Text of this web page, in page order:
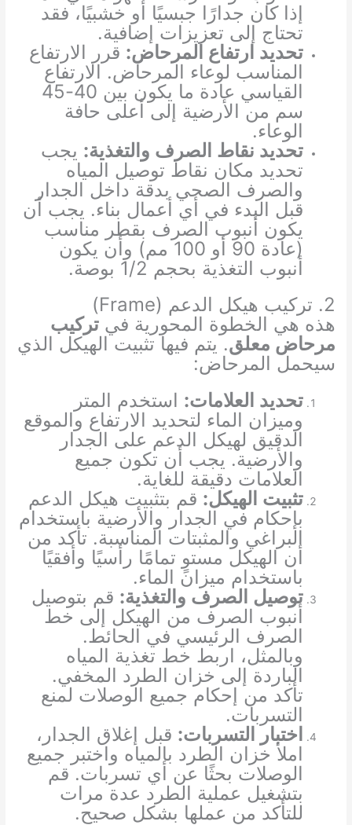
إذا كان جدارًا جبسيًا أو خشبيًا، فقد
تحتاج إلى تعزيزات إضافية.
تحديد ارتفاع المرحاض: قرر الارتفاع
المناسب لوعاء المرحاض. الارتفاع
القياسي عادة ما يكون بين 40-45
سم من الأرضية إلى أعلى حافة
الوعاء.
تحديد نقاط الصرف والتغذية: يجب
تحديد مكان نقاط توصيل المياه
والصرف الصحي بدقة داخل الجدار
قبل البدء في أي أعمال بناء. يجب أن
يكون أنبوب الصرف بقطر مناسب
(عادة 90 أو 100 مم) وأن يكون
أنبوب التغذية بحجم 1/2 بوصة.
2. تركيب هيكل الدعم (Frame)
هذه هي الخطوة المحورية فيتركيب
مرحاض معلق. يتم فيها تثبيت الهيكل الذي
سيحمل المرحاض:
تحديد العلامات: استخدم المتر
وميزان الماء لتحديد الارتفاع والموقع
الدقيق لهيكل الدعم على الجدار
والأرضية. يجب أن تكون جميع
العلامات دقيقة للغاية.
تثبيت الهيكل: قم بتثبيت هيكل الدعم
بإحكام في الجدار والأرضية باستخدام
البراغي والمثبتات المناسبة. تأكد من
أن الهيكل مستوٍ تمامًا رأسيًا وأفقيًا
باستخدام ميزان الماء.
توصيل الصرف والتغذية: قم بتوصيل
أنبوب الصرف من الهيكل إلى خط
الصرف الرئيسي في الحائط.
وبالمثل، اربط خط تغذية المياه
الباردة إلى خزان الطرد المخفي.
تأكد من إحكام جميع الوصلات لمنع
التسربات.
اختبار التسربات: قبل إغلاق الجدار،
املأ خزان الطرد بالمياه واختبر جميع
الوصلات بحثًا عن أي تسربات. قم
بتشغيل عملية الطرد عدة مرات
للتأكد من عملها بشكل صحيح.